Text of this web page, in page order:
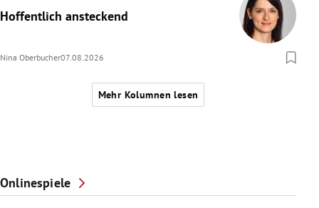
Hoffentlich ansteckend
Nina Oberbucher07.08.2026
Mehr Kolumnen lesen
Onlinespiele